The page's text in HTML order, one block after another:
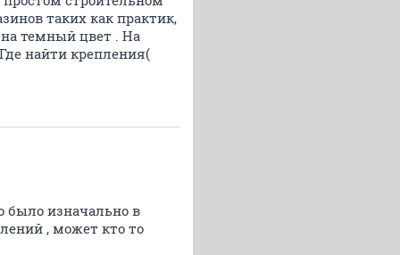
таких как практик,
на темный цвет . На
найти крепления(
было изначально в
, может кто то